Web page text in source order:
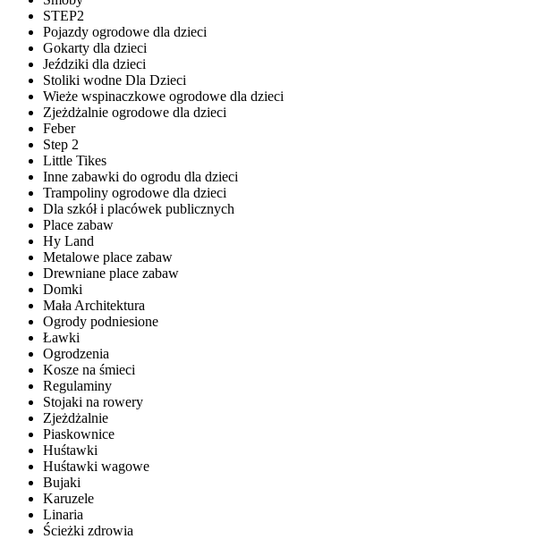
STEP2
Pojazdy ogrodowe dla dzieci
Gokarty dla dzieci
Jeździki dla dzieci
Stoliki wodne Dla Dzieci
Wieże wspinaczkowe ogrodowe dla dzieci
Zjeżdżalnie ogrodowe dla dzieci
Feber
Step 2
Little Tikes
Inne zabawki do ogrodu dla dzieci
Trampoliny ogrodowe dla dzieci
Dla szkół i placówek publicznych
Place zabaw
Hy Land
Metalowe place zabaw
Drewniane place zabaw
Domki
Mała Architektura
Ogrody podniesione
Ławki
Ogrodzenia
Kosze na śmieci
Regulaminy
Stojaki na rowery
Zjeżdżalnie
Piaskownice
Huśtawki
Huśtawki wagowe
Bujaki
Karuzele
Linaria
Ścieżki zdrowia